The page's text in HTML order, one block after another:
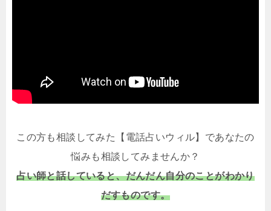
この方も相談してみた【電話占いウィル】であなたの
悩みも相談してみませんか？
占い師と話していると、だんだん自分のことがわかり
だすものです。